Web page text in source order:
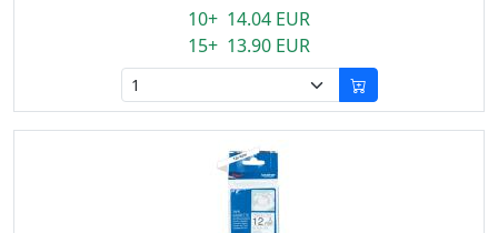
10+ 14.04 EUR
15+ 13.90 EUR